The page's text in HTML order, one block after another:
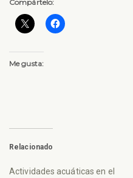
Compártelo:
Me gusta:
Relacionado
Actividades acuáticas en el